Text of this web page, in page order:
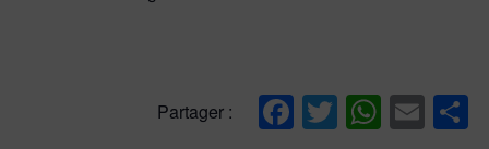
Partager : Facebook
Twitter